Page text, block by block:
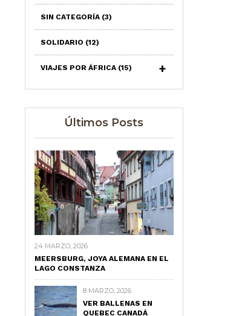
SIN CATEGORÍA (3)
SOLIDARIO (12)
VIAJES POR ÁFRICA (15)
Últimos Posts
24 MARZO, 2026
MEERSBURG, JOYA ALEMANA EN EL
LAGO CONSTANZA
8 MARZO, 2026
VER BALLENAS EN
QUEBEC CANADÁ